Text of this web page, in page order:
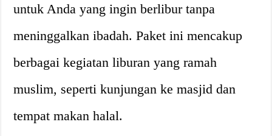
untuk Anda yang ingin berlibur tanpa
meninggalkan ibadah. Paket ini mencakup
berbagai kegiatan liburan yang ramah
muslim, seperti kunjungan ke masjid dan
tempat makan halal.